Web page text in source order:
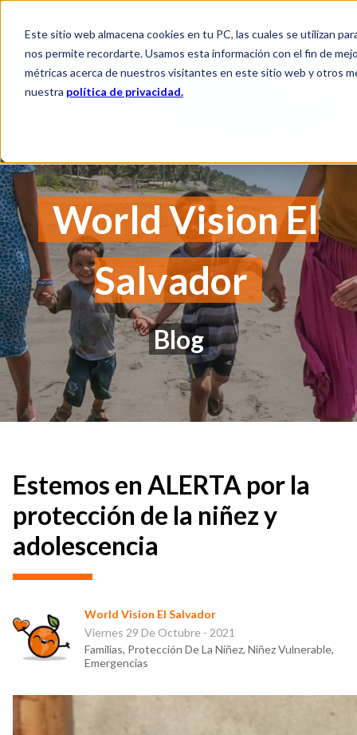
Este sitio web almacena cookies en tu PC, las cuales se utilizan
nos permite recordarte. Usamos esta información con el fin de
métricas acerca de nuestros visitantes en este sitio web y otros
nuestra política de privacidad.
World Vision El
Salvador
Blog
Estemos en ALERTA por la
protección de la niñez y
adolescencia
World Vision El Salvador
Viernes 29 De Octubre - 2021
Familias, Protección De La Niñez, Niñez Vulnerable,
Emergencias